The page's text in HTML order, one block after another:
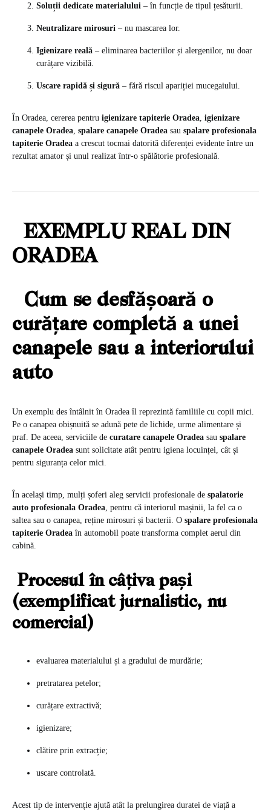
Soluții dedicate materialului – în funcție de tipul țesăturii.
Neutralizare mirosuri – nu mascarea lor.
Igienizare reală – eliminarea bacteriilor și alergenilor, nu doar
curățare vizibilă.
Uscare rapidă și sigură – fără riscul apariției mucegaiului.
În Oradea, cererea pentru igienizare tapiterie Oradea, igienizare
canapele Oradea, spalare canapele Oradea sau spalare profesionala
tapiterie Oradea a crescut tocmai datorită diferenței evidente între un
rezultat amator și unul realizat într-o spălătorie profesională.
EXEMPLU REAL DIN
ORADEA
Cum se desfășoară o
curățare completă a unei
canapele sau a interiorului
auto
Un exemplu des întâlnit în Oradea îl reprezintă familiile cu copii mici.
Pe o canapea obișnuită se adună pete de lichide, urme alimentare și
praf. De aceea, serviciile de curatare canapele Oradea sau spalare
canapele Oradea sunt solicitate atât pentru igiena locuinței, cât și
pentru siguranța celor mici.
În același timp, mulți șoferi aleg servicii profesionale de spalatorie
auto profesionala Oradea, pentru că interiorul mașinii, la fel ca o
saltea sau o canapea, reține mirosuri și bacterii. O spalare profesionala
tapiterie Oradea în automobil poate transforma complet aerul din
cabină.
Procesul în câțiva pași
(exemplificat jurnalistic, nu
comercial)
evaluarea materialului și a gradului de murdărie;
pretratarea petelor;
curățare extractivă;
igienizare;
clătire prin extracție;
uscare controlată.
Acest tip de intervenție ajută atât la prelungirea duratei de viață a